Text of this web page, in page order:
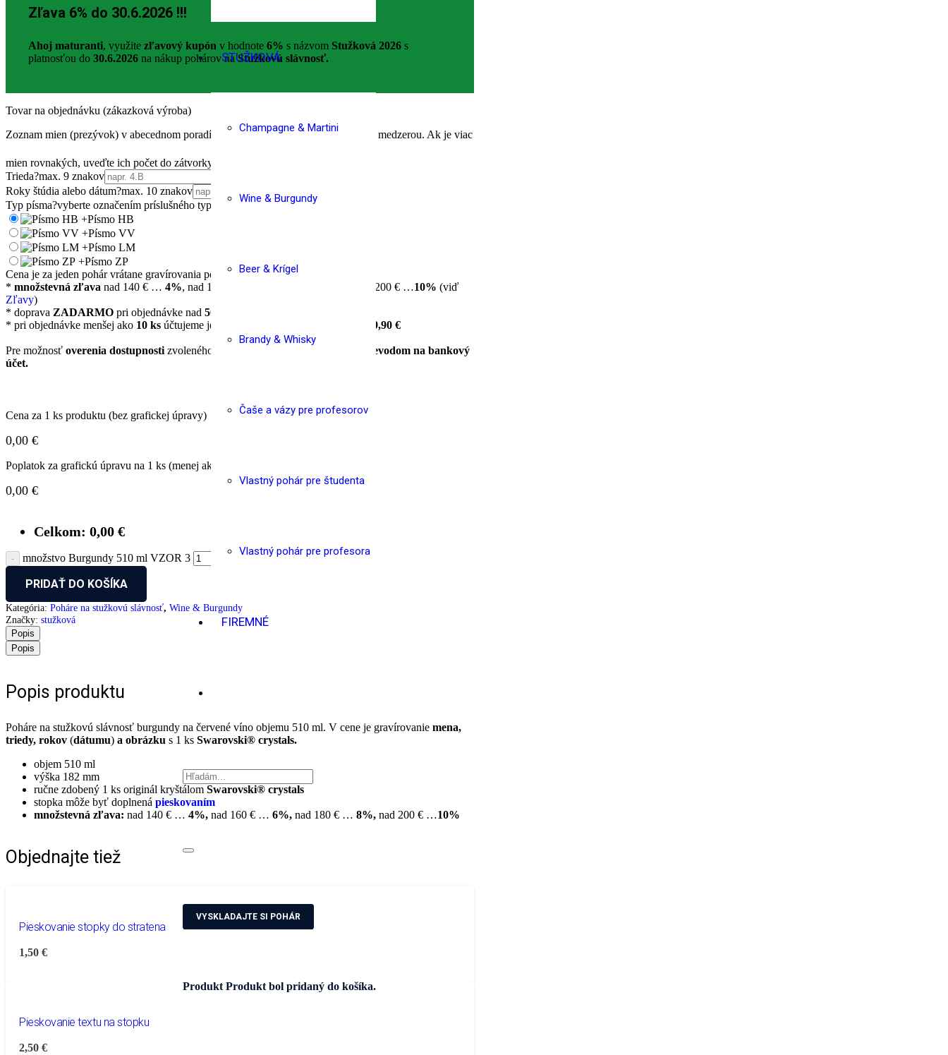
STUŽKOVÁ
Champagne & Martini
Wine & Burgundy
Beer & Krígel
Brandy & Whisky
Čaše a vázy pre profesorov
Vlastný pohár pre študenta
Vlastný pohár pre profesora
FIREMNÉ
VYSKLADAJTE SI POHÁR
Produkt Produkt bol pridaný do košíka.
Zľava 6% do 30.6.2026 !!!
Ahoj maturanti, využite zľavový kupón v hodnote 6% s názvom Stužková 2026 s
platnosťou do 30.6.2026 na nákup pohárov naStužkovú slávnosť.
Tovar na objednávku (zákazková výroba)
Zoznam mien (prezývok) v abecednom poradí
Jednotlivé mená oddeľte čiarkou a medzerou. Ak je viac
mien rovnakých, uveďte ich počet do zátvorky!
Trieda?max. 9 znakov
Roky štúdia alebo dátum?max. 10 znakov
Typ písma?vyberte označením príslušného typu
+Písmo HB
+Písmo VV
+Písmo LM
+Písmo ZP
Cena je za jeden pohár vrátane gravírovania podľa vyobrazeného vzoru.
* množstevná zľava nad 140 € … 4%, nad 160 € … , nad 200 € …10% (viď
Zľavy)
* doprava ZADARMO pri objednávke nad 50 €
* pri objednávke menšej ako 10 ks účtujeme jednorázovo grafickú úpravu v sume 9,90 €
Pre možnosť overenia dostupnosti zvoleného produktu, zvoľte
spôsob platby prevodom na bankový
účet.
Cena za 1 ks produktu (bez grafickej úpravy)
0,00 €
Poplatok za grafickú úpravu na 1 ks (menej ako 10 produktov)
0,00 €
Celkom: 0,00 €
množstvo Burgundy 510 ml VZOR 3
PRIDAŤ DO KOŠÍKA
Kategória: Poháre na stužkovú slávnosť, Wine & Burgundy
Značky: stužková
Popis
Popis
Popis produktu
Poháre na stužkovú slávnosť burgundy na červené víno objemu 510 ml. V cene je gravírovanie mena,
triedy, rokov (dátumu) a obrázku s 1 ks Swarovski® crystals.
objem 510 ml
výška 182 mm
ručne zdobený 1 ks originál kryštálom Swarovski® crystals
stopka môže byť doplnená pieskovaním
množstevná zľava: nad 140 € … 4%, nad 160 € … 6%, nad 180 € … 8%, nad 200 € …10%
Objednajte tiež
Pieskovanie stopky do stratena
1,50€
Pieskovanie textu na stopku
2,50€